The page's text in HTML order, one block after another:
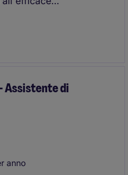
Assistente di
anno